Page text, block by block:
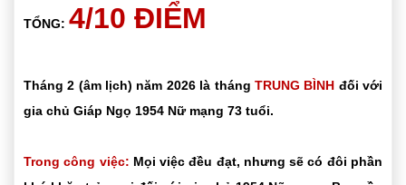
TỔNG: 4/10 ĐIỂM
Tháng 2 (âm lịch) năm 2026 là tháng TRUNG BÌNH đối với
gia chủ Giáp Ngọ 1954 Nữ mạng 73 tuổi.
Trong công việc: Mọi việc đều đạt, nhưng sẽ có đôi phần